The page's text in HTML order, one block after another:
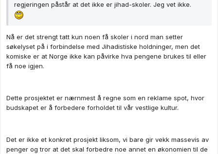
regjeringen påstår at det ikke er jihad-skoler. Jeg vet ikke.
Nå er det strengt tatt kun noen få skoler i nord man setter
søkelyset på i forbindelse med Jihadistiske holdninger, men det
komiske er at Norge ikke kan påvirke hva pengene brukes til eller
få noe igjen.
Dette prosjektet er nærnmest å regne som en reklame spot, hvor
budskapet er å forbedere forholdet til vår vestlige kultur.
Det er ikke et konkret prosjekt liksom, vi bare gir vekk massevis av
penger og tror at det skal forbedre noe annet en økonomien til de